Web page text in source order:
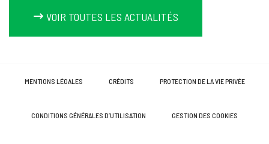
VOIR TOUTES LES ACTUALITÉS
MENTIONS LÉGALES CRÉDITS PROTECTION DE LA VIE PRIVÉE
CONDITIONS GÉNÉRALES D’UTILISATION GESTION DES COOKIES